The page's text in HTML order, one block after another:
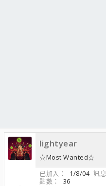
lightyear
☆Most Wanted☆
已加入
1/8/04 訊息
點數
36